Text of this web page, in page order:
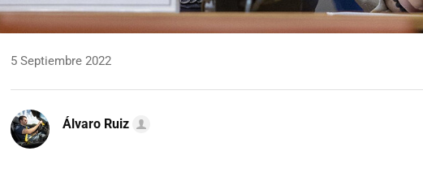
5 Septiembre 2022
Álvaro Ruiz